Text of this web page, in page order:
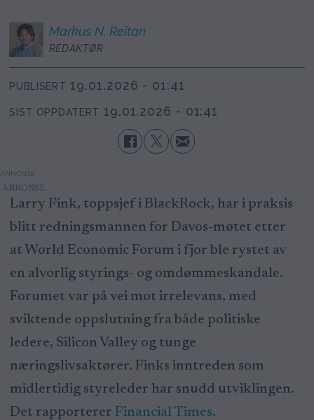
Markus N. Reitan
REDAKTØR
PUBLISERT 19.01.2026 - 01:41
SIST OPPDATERT 19.01.2026 - 01:41
ANNONSE
Larry Fink, toppsjef i BlackRock, har i praksis
blitt redningsmannen for Davos-møtet etter
at World Economic Forum i fjor ble rystet av
en alvorlig styrings- og omdømmeskandale.
Forumet var på vei mot irrelevans, med
sviktende oppslutning fra både politiske
ledere, Silicon Valley og tunge
næringslivsaktører. Finks inntreden som
midlertidig styreleder har snudd utviklingen.
Det rapporterer Financial Times.